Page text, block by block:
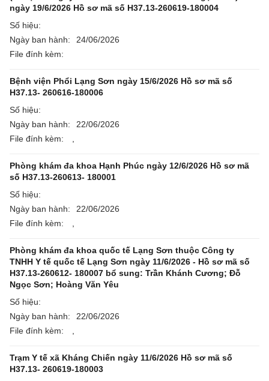
ngày 19/6/2026 Hồ sơ mã số H37.13-260619-180004
Số hiệu:
Ngày ban hành:
24/06/2026
File đính kèm:
Bệnh viện Phổi Lạng Sơn ngày 15/6/2026 Hồ sơ mã số
H37.13- 260616-180006
Số hiệu:
Ngày ban hành:
22/06/2026
File đính kèm:
Phòng khám đa khoa Hạnh Phúc ngày 12/6/2026 Hồ sơ mã
số H37.13-260613- 180001
Số hiệu:
Ngày ban hành:
22/06/2026
File đính kèm:
Phòng khám đa khoa quốc tế Lạng Sơn thuộc Công ty
TNHH Y tế quốc tế Lạng Sơn ngày 11/6/2026 - Hồ sơ mã số
H37.13-260612- 180007 bổ sung: Trần Khánh Cương; Đỗ
Ngọc Sơn; Hoàng Văn Yêu
Số hiệu:
Ngày ban hành:
22/06/2026
File đính kèm:
Trạm Y tế xã Kháng Chiến ngày 11/6/2026 Hồ sơ mã số
H37.13- 260619-180003